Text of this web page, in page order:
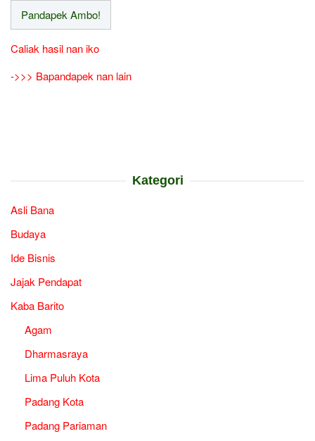
Caliak hasil nan iko
->>> Bapandapek nan lain
Kategori
Asli Bana
Budaya
Ide Bisnis
Jajak Pendapat
Kaba Barito
Agam
Dharmasraya
Lima Puluh Kota
Padang Kota
Padang Pariaman